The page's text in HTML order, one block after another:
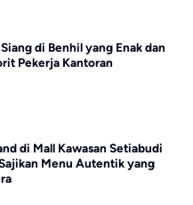
di Benhil yang Enak dan
Pekerja Kantoran
di Mall Kawasan Setiabudi
Menu Autentik yang